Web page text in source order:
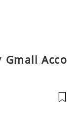
Gmail Acco